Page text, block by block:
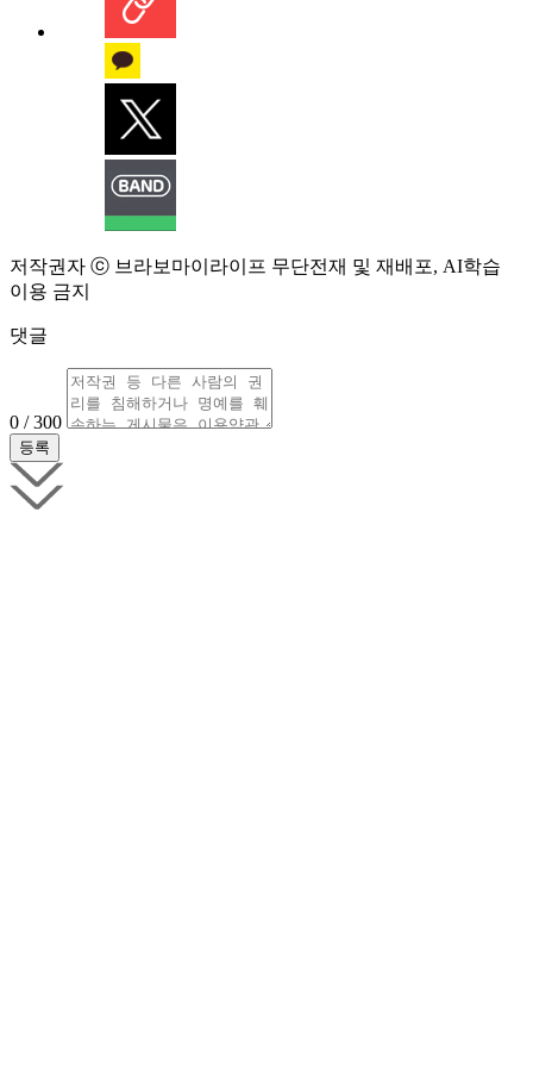
저작권자 ⓒ 브라보마이라이프 무단전재 및 재배포, AI학습
이용 금지
댓글
0 / 300